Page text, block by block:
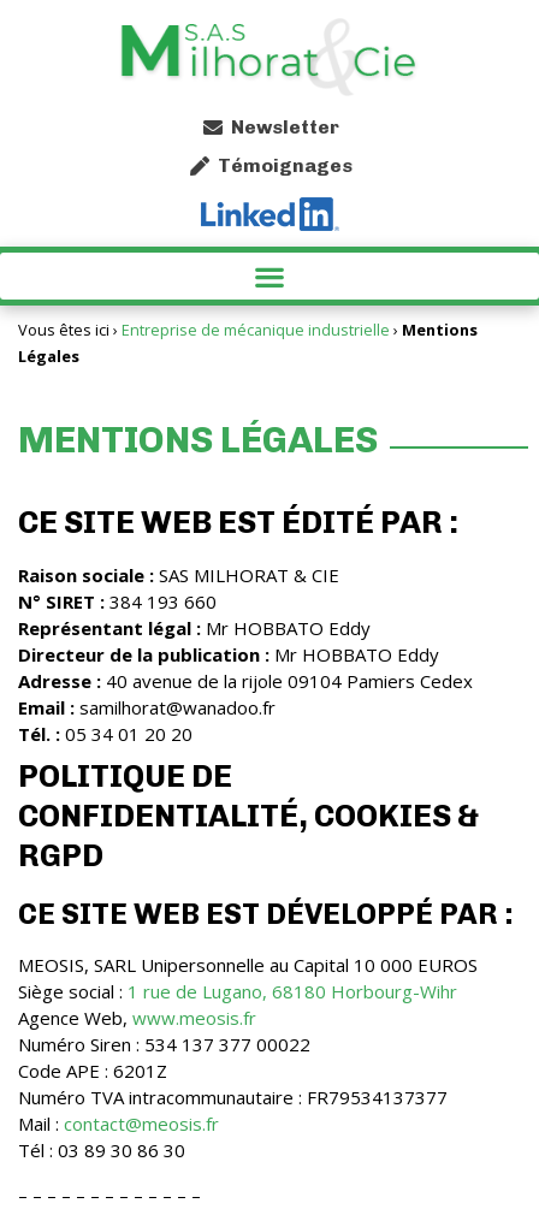
Newsletter
Témoignages
Vous êtes ici › Entreprise de mécanique industrielle › Mentions
Légales
MENTIONS LÉGALES
CE SITE WEB EST ÉDITÉ PAR :
Raison sociale : SAS MILHORAT & CIE
N° SIRET : 384 193 660
Représentant légal : Mr HOBBATO Eddy
Directeur de la publication : Mr HOBBATO Eddy
Adresse : 40 avenue de la rijole 09104 Pamiers Cedex
Email : samilhorat@wanadoo.fr
Tél. : 05 34 01 20 20
POLITIQUE DE
CONFIDENTIALITÉ, COOKIES &
RGPD
CE SITE WEB EST DÉVELOPPÉ PAR :
MEOSIS, SARL Unipersonnelle au Capital 10 000 EUROS
Siège social : 1 rue de Lugano, 68180 Horbourg-Wihr
Agence Web, www.meosis.fr
Numéro Siren : 534 137 377 00022
Code APE : 6201Z
Numéro TVA intracommunautaire : FR79534137377
Mail : contact@meosis.fr
Tél : 03 89 30 86 30
– – – – – – – – – – – – –